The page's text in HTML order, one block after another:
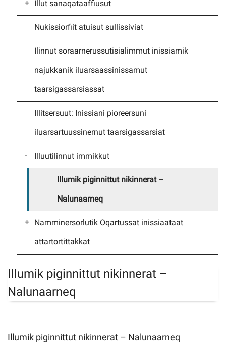
nalunaarneq
Eqqaaviit imaarneqartarnissaannik
inissarsiortumut
Nammineq pigisamik inissiaatillit
peqatigiiffiat – Nalinginnaasumik
paasissutissiineq
Attartortumit piginnittumut aaqqiissut
Illut sanaqataaffiusut
Illut sanaqataaffiusut
Nukissiorfiit atuisut sullissiviat
Ilinnut soraarnerussutisialimmut inissiamik
najukkanik iluarsaassinissamut
taarsigassarsiassat
Illitsersuut: Inissiani pioreersuni
iluarsartuussinernut taarsigassarsiat
Illuutilinnut immikkut
Illumik piginnittut nikinnerat –
Nalunaarneq
Namminersorlutik Oqartussat inissiaataat
attartortittakkat
Illumik piginnittut nikinnerat –
Nalunaarneq
Illumik piginnittut nikinnerat – Nalunaarneq